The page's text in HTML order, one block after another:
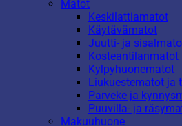
Matot
Keskilattiamatot
Käytävämatot
Juutti- ja
Kosteantilanmatot
Kylpyhuonematot
Liukuestematot ja
Parveke ja
Puuvilla- ja
Makuuhuone